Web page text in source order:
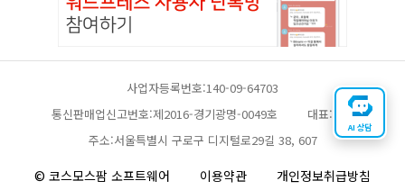
사업자등록번호:140-09-64703
통신판매업신고번호:제2016-경기광명-0049호
대표:채찬
주소:서울특별시 구로구 디지털로29길 38, 607
© 코스모스팜 소프트웨어 이용약관 개인정보취급방침
AI 상담